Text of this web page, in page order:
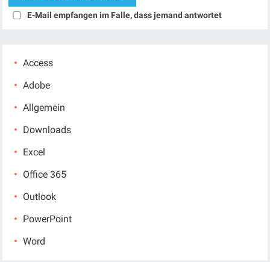
E-Mail empfangen im Falle, dass jemand antwortet
Access
Adobe
Allgemein
Downloads
Excel
Office 365
Outlook
PowerPoint
Word